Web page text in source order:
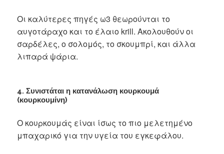
Οι καλύτερες πηγές ω3 θεωρούνται το
αυγοτάραχο και το έλαιο krill. Ακολουθούν οι
σαρδέλες, ο σολομός, το σκουμπρί, και άλλα
λιπαρά ψάρια.
4. Συνιστάται η κατανάλωση κουρκουμά
(κουρκουμίνη)
Ο κουρκουμάς είναι ίσως το πιο μελετημένο
μπαχαρικό για την υγεία του εγκεφάλου.